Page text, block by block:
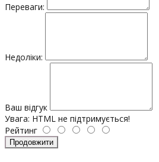
Переваги:
Недоліки:
Ваш відгук
Увага: HTML не підтримується!
Рейтинг
Продовжити